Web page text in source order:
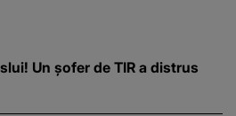
Un șofer de TIR a distrus